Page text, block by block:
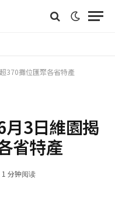
370攤位匯聚各省特產
月3日維園揭
省特產
1 分钟阅读